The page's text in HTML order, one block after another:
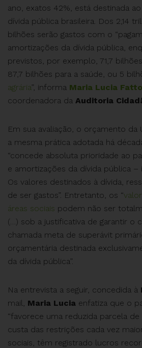
ano, exatos 42%, está destinada
dívida pública brasileira. Dos 2,14
bilhões serão gastos com o
amortizações da dívida pública,
previstos, por exemplo, 71,7
87,7 bilhões para a saúde, ou 5
agrária”, informa Maria Lucia
coordenadora da Auditoria
Em sua avaliação, o orçamento da
a mesma prática adotada há
“concede absoluta prioridade ao
e amortizações da dívida pública –
Os valores destinados à dívida,
de ser gastos”. Entretanto, os “
áreas sociais podem não ser
(…) sob a justificativa de garantir o
chamada meta de superávit
orçamentária destinada
da dívida pública”.
Na entrevista a seguir, concedida à
mail, Maria Lucia enfatiza que o
“favorece uma reduzida parcela
custa das restrições cada vez
sociais, têm registrado lucros